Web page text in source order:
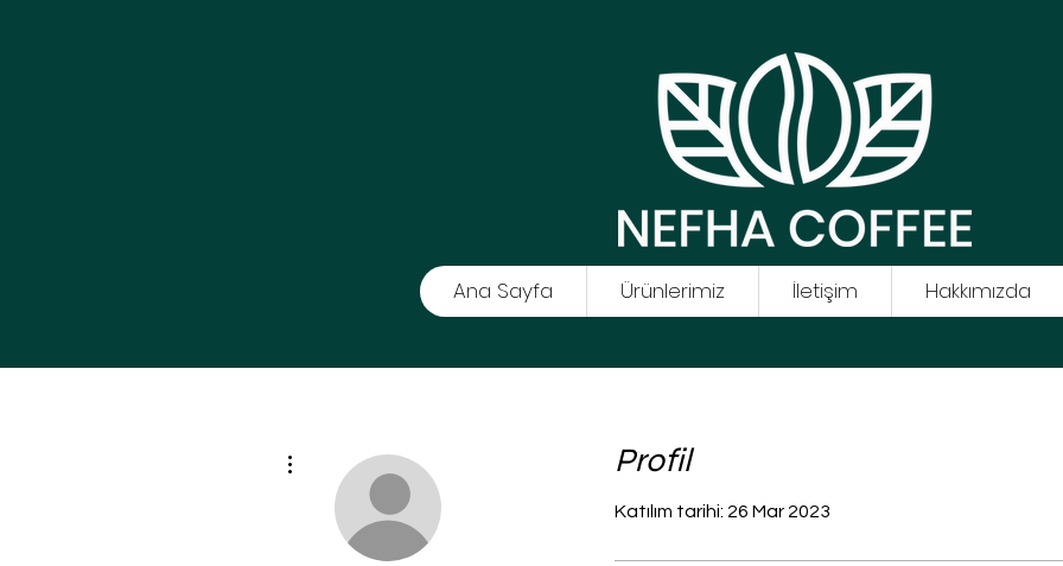
Ana Sayfa Ürünlerimiz İletişim Hakkımızda
Profil
Katılım tarihi: 26 Mar 2023